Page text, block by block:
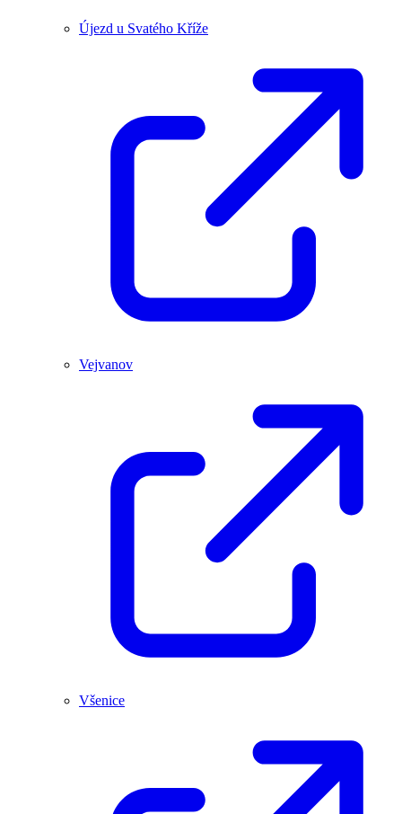
Újezd u Svatého Kříže
Vejvanov
Všenice